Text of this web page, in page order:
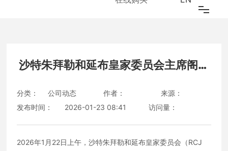
关于我们
江南（中国）
沙特朱拜勒和延布皇家委员会主席阁下
（RCJY）及其团队莅临新宙邦考察交
流
分类： 公司动态 作者：
来源：
发布时间：
2026-01-23 08:41 访问量：
2026年1月22日上午，沙特朱拜勒和延布皇家委员会（RCJ